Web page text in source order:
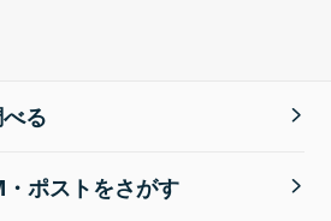
る
ポストをさがす